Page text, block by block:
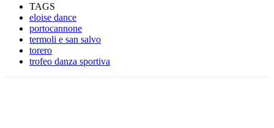
TAGS
eloise dance
portocannone
termoli e san salvo
torero
trofeo danza sportiva